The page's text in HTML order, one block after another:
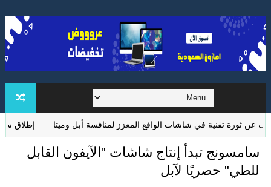
تقنية في شاشات الواقع المعزز لمنافسة أبل وميتا إطلاق سماعات OnePlus Nord Buds 4: ميزات ANC وSpatial Audio بأسعار معقولة
سامسونج تبدأ إنتاج شاشات "الآيفون القابل
للطي" حصريًا لآبل